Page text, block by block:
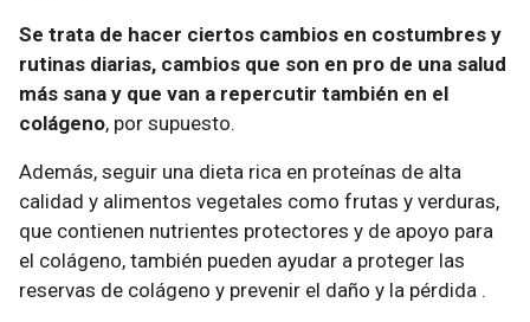
Se trata de hacer ciertos cambios en costumbres y
rutinas diarias, cambios que son en pro de una salud
más sana y que van a repercutir también en el
colágeno, por supuesto.
Además, seguir una dieta rica en proteínas de alta
calidad y alimentos vegetales como frutas y verduras,
que contienen nutrientes protectores y de apoyo para
el colágeno, también pueden ayudar a proteger las
reservas de colágeno y prevenir el daño y la pérdida .